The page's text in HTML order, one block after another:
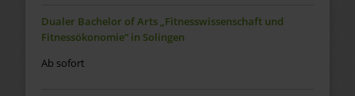
Dualer Bachelor of Arts „Fitnesswissenschaft und
Fitnessökonomie“ in Solingen
Ab sofort